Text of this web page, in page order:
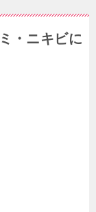
・ニキビに